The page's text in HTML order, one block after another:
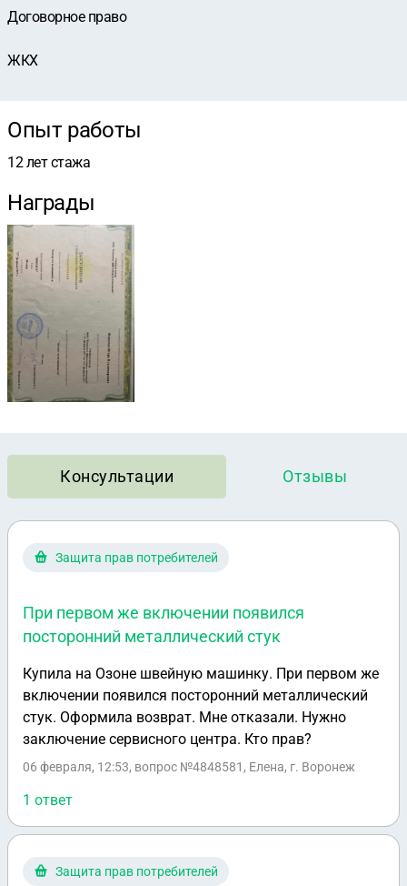
Договорное право
ЖКХ
Опыт работы
12 лет стажа
Награды
Консультации Отзывы
Защита прав потребителей
При первом же включении появился
посторонний металлический стук
Купила на Озоне швейную машинку. При первом же
включении появился посторонний металлический
стук. Оформила возврат. Мне отказали. Нужно
заключение сервисного центра. Кто прав?
06 февраля, 12:53, вопрос №4848581, Елена, г. Воронеж
1 ответ
Защита прав потребителей